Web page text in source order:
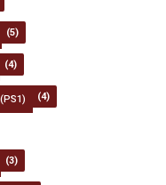
(5)
(4)
(4)
(3)